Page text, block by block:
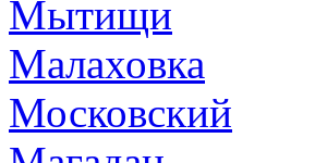
Мытищи
Малаховка
Московский